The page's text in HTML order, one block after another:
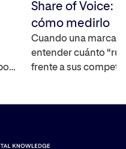
Share of Voice:
cómo medirlo
Cuando una marca
entender cuánto
frente a sus